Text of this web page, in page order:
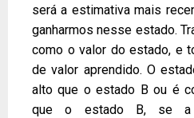
será a estimativa mais
ganharmos nesse estado.
como o valor do estado, e
de valor aprendido. O
alto que o estado B ou é
que o estado B, se a